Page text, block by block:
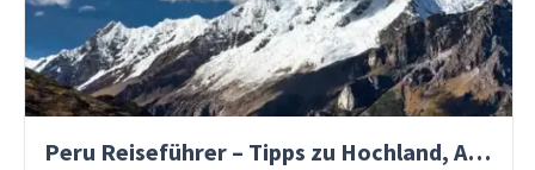
Peru Reiseführer – Tipps zu Hochland, Amazonas & Inka-Erbe